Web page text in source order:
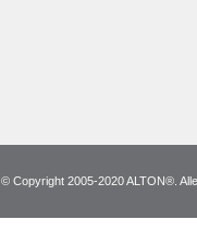
© Copyright 2005-2020 ALTON®.